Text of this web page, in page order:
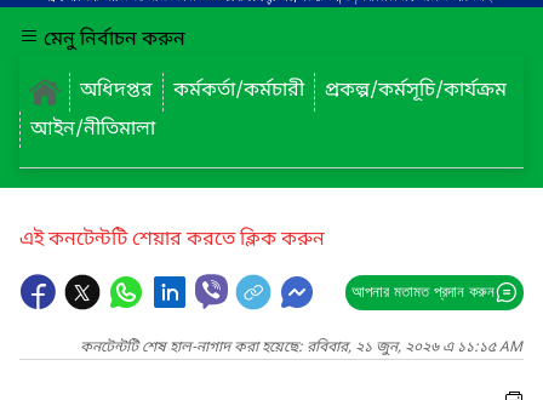
মেনু নির্বাচন করুন
অধিদপ্তর
কর্মকর্তা/কর্মচারী
প্রকল্প/কর্মসূচি/কার্যক্রম
আইন/নীতিমালা
এই কনটেন্টটি শেয়ার করতে ক্লিক করুন
আপনার মতামত প্রদান করুন
কনটেন্টটি শেষ হাল-নাগাদ করা হয়েছে: রবিবার, ২১ জুন, ২০২৬ এ ১১:১৫ AM